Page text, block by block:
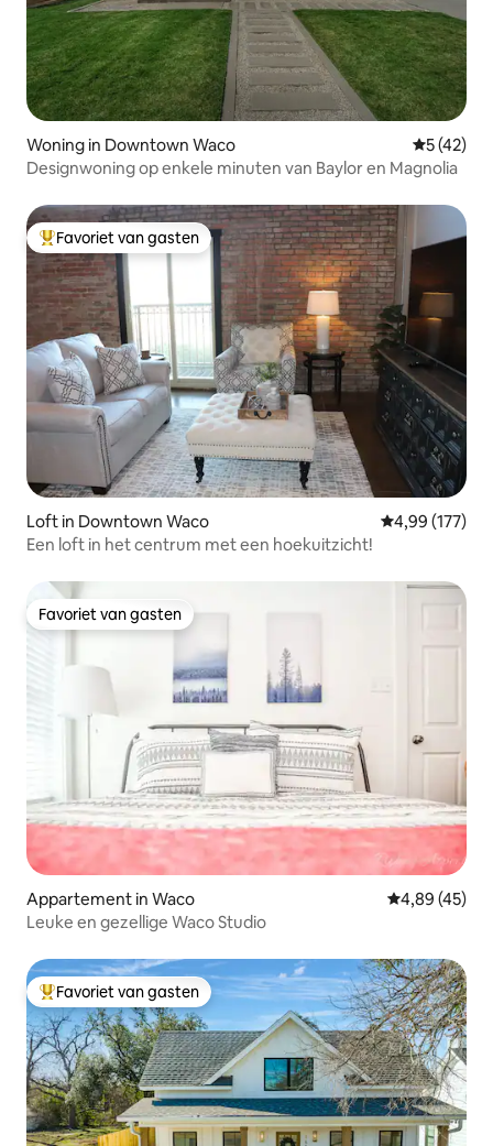
Woning in Downtown Waco
5 (42)
Designwoning op enkele minuten van Baylor en Magnolia
Topfavoriet van gasten
Favoriet van gasten
Loft in Downtown Waco Gemiddelde
4,99 (177)
Een loft in het centrum met een hoekuitzicht!
Favoriet van gasten
Favoriet van gasten
Appartement in Waco Gemiddelde
4,89 (45)
Leuke en gezellige Waco Studio
Topfavoriet van gasten
Favoriet van gasten